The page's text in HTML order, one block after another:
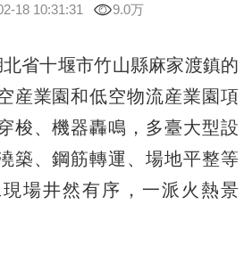
18 10:31:31 9.0万
十堰市竹山縣麻家渡鎮的
産業園和低空物流産業園項
梭、機器轟鳴，多臺大型設
築、鋼筋轉運、場地平整等
場井然有序，一派火熱景